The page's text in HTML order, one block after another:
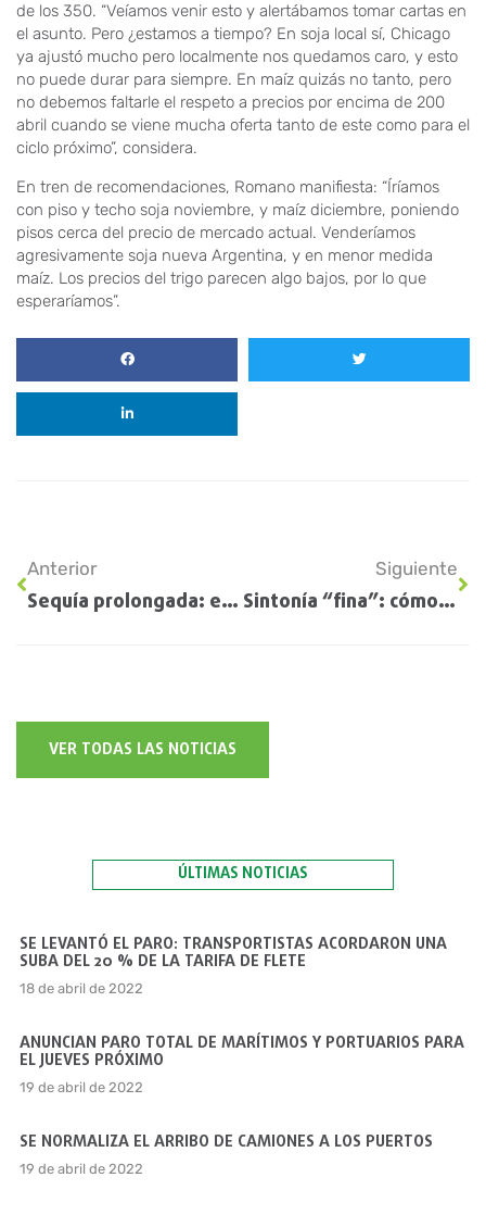
de los 350. “Veíamos venir esto y alertábamos tomar cartas en
el asunto. Pero ¿estamos a tiempo? En soja local sí, Chicago
ya ajustó mucho pero localmente nos quedamos caro, y esto
no puede durar para siempre. En maíz quizás no tanto, pero
no debemos faltarle el respeto a precios por encima de 200
abril cuando se viene mucha oferta tanto de este como para el
ciclo próximo”, considera.
En tren de recomendaciones, Romano manifiesta: “Íríamos
con piso y techo soja noviembre, y maíz diciembre, poniendo
pisos cerca del precio de mercado actual. Venderíamos
agresivamente soja nueva Argentina, y en menor medida
maíz. Los precios del trigo parecen algo bajos, por lo que
esperaríamos”.
Anterior
Sequía prolongada: estiman que el ingreso de camiones al Gran Rosario caerá un 60% este año
Siguiente
Sintonía “fina”: cómo llega la siembra invernal 2023/24 en las diferentes zonas productivas
VER TODAS LAS NOTICIAS
ÚLTIMAS NOTICIAS
SE LEVANTÓ EL PARO: TRANSPORTISTAS ACORDARON UNA
SUBA DEL 20 % DE LA TARIFA DE FLETE
18 de abril de 2022
ANUNCIAN PARO TOTAL DE MARÍTIMOS Y PORTUARIOS PARA
EL JUEVES PRÓXIMO
19 de abril de 2022
SE NORMALIZA EL ARRIBO DE CAMIONES A LOS PUERTOS
19 de abril de 2022